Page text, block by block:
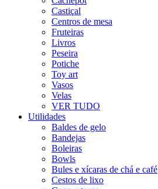
Castiçal
Centros de mesa
Fruteiras
Livros
Peseira
Potiche
Toy art
Vasos
Velas
VER TUDO
Utilidades
Baldes de gelo
Bandejas
Boleiras
Bowls
Bules e xícaras de chá e café
Cestos de lixo